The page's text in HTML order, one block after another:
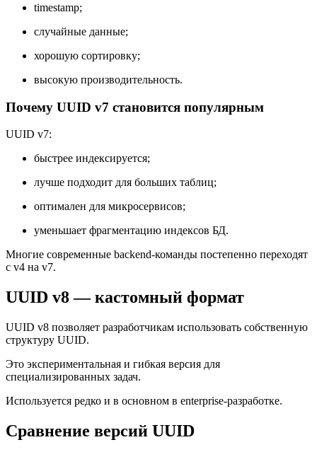
timestamp;
случайные данные;
хорошую сортировку;
высокую производительность.
Почему UUID v7 становится популярным
UUID v7:
быстрее индексируется;
лучше подходит для больших таблиц;
оптимален для микросервисов;
уменьшает фрагментацию индексов БД.
Многие современные backend-команды постепенно переходят
с v4 на v7.
UUID v8 — кастомный формат
UUID v8 позволяет разработчикам использовать собственную
структуру UUID.
Это экспериментальная и гибкая версия для
специализированных задач.
Используется редко и в основном в enterprise-разработке.
Сравнение версий UUID